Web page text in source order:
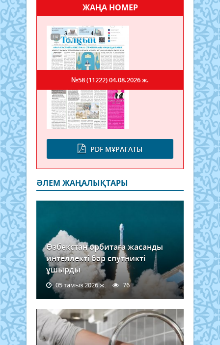
ЖАҢА НОМЕР
PDF МҰРАҒАТЫ
№58 (11222)04.08.2026 ж.
ӘЛЕМ ЖАҢАЛЫҚТАРЫ
Өзбекстан орбитаға жасанды
интеллекті бар спутникті
ұшырды
05 тамыз 2026 ж. 76